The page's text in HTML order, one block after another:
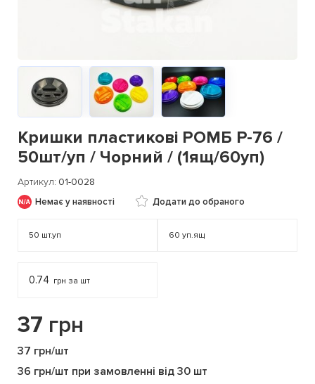
Кришки пластикові РОМБ Р-76 /
50шт/уп / Чорний / (1ящ/60уп)
Артикул 01-0028
Немає у наявності Додати до обраного
50 шт.уп 60 уп.ящ
0.74 грн за шт
37 грн
37 грн/шт
36 грн/шт при замовленні від 30 шт